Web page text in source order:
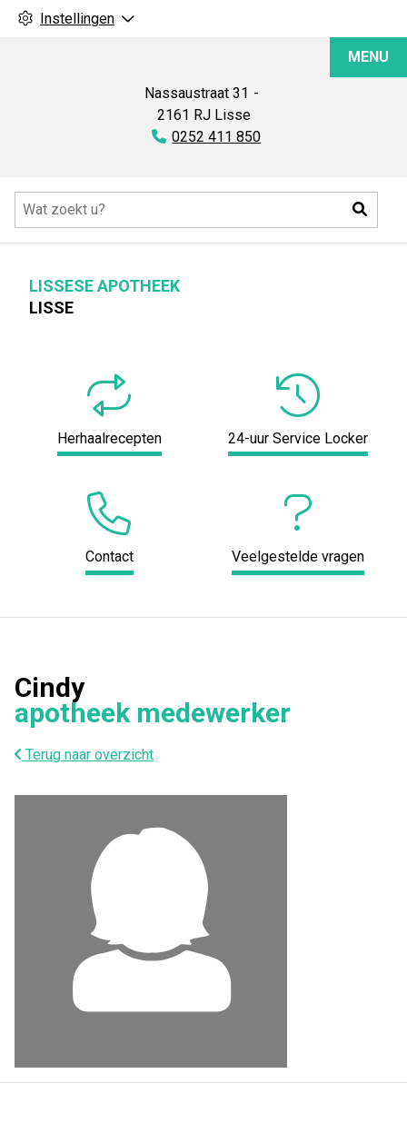
Instellingen
Nassaustraat 31
2161 RJ Lisse
Tel:
0252 411 850
MENU
LISSESE APOTHEEK
LISSE
Herhaalrecepten 24-uur Service Locker
Contact Veelgestelde vragen
Cindy
apotheek medewerker
Terug naar overzicht